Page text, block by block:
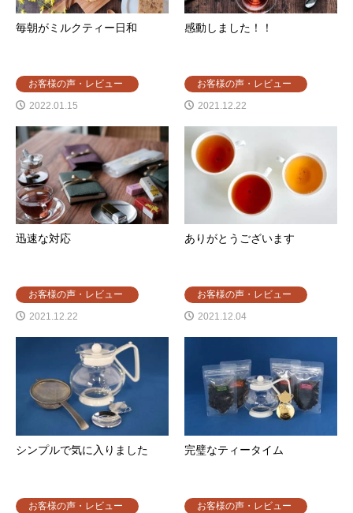
毎朝がミルクティー日和
お客様の声・レビュー
2022.01.15
感動しました！！
お客様の声・レビュー
2021.12.22
迅速な対応
お客様の声・レビュー
2021.12.22
ありがとうございます
お客様の声・レビュー
2021.12.04
シンプルで気に入りました
お客様の声・レビュー
完璧なティータイム
お客様の声・レビュー